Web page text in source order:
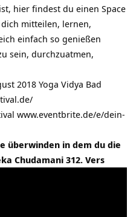
hier findest du einen Space
mitteilen, lernen,
einfach so genießen
sein, durchzuatmen,
2018 Yoga Vidya Bad
www.eventbrite.de/e/dein-
überwinden in dem du die
Chudamani 312. Vers